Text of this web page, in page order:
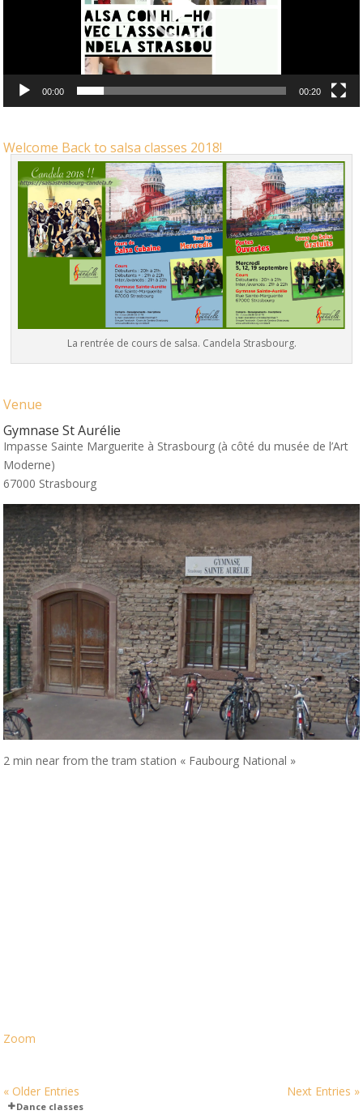
00:00 00:20
Welcome Back to salsa classes 2018!
La rentrée de cours de salsa. Candela Strasbourg.
Venue
Gymnase St Aurélie
Impasse Sainte Marguerite à Strasbourg (à côté du musée de l’Art
Moderne)
67000 Strasbourg
2 min near from the tram station « Faubourg National »
Zoom
« Older Entries Next Entries »
Dance classes